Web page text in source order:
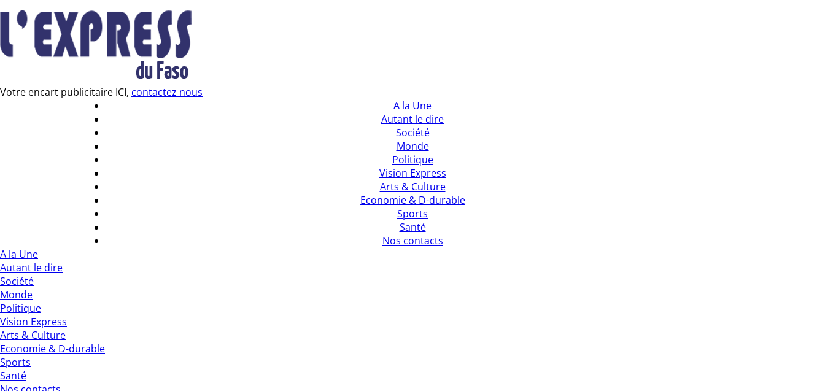
Votre encart publicitaire ICI, contactez nous
A la Une
Autant le dire
Société
Monde
Politique
Vision Express
Arts & Culture
Economie & D-durable
Sports
Santé
Nos contacts
A la Une
Autant le dire
Société
Monde
Politique
Vision Express
Arts & Culture
Economie & D-durable
Sports
Santé